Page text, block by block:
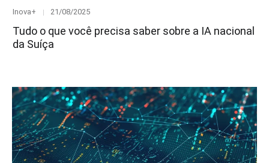
Category
Inova+
Posted
21/08/2025
Tudo o que você precisa saber sobre a IA nacional
da Suíça